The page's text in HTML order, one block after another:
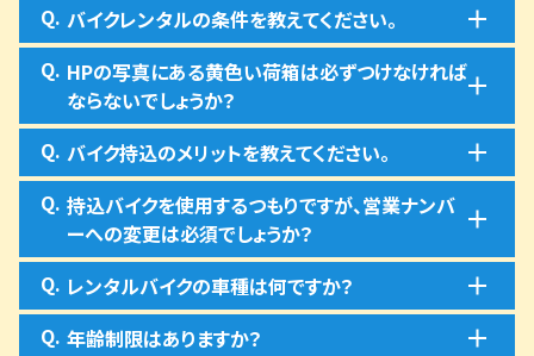
Q. バイクレンタルの条件を教えてください。
Q. HPの写真にある黄色い荷箱は必ずつけなければ
ならないでしょうか？
Q. バイク持込のメリットを教えてください。
Q. 持込バイクを使用するつもりですが、営業ナンバ
ーへの変更は必須でしょうか？
Q. レンタルバイクの車種は何ですか？
Q. 年齢制限はありますか？